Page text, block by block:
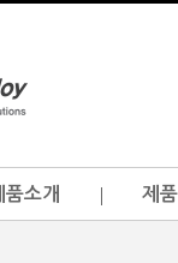
품소개 제